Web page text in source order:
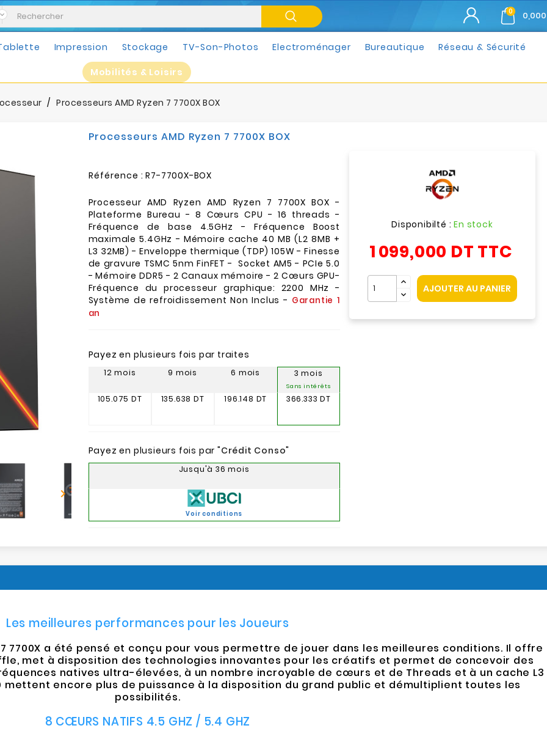
0
Impression Stockage TV-Son-Photos Electroménager Bureautique Réseau & Sécurité
Mobilités & Loisirs
Processeurs AMD Ryzen 7 7700X BOX

Processeurs AMD Ryzen 7 7700X BOX
Référence : R7-7700X-BOX
Processeur AMD Ryzen AMD Ryzen 7 7700X BOX -
Plateforme Bureau - 8 Cœurs CPU - 16 threads -
Fréquence de base 4.5GHz - Fréquence Boost
maximale 5.4GHz - Mémoire cache 40 MB (L2 8MB +
L3 32MB) - Enveloppe thermique (TDP) 105W - Finesse
de gravure TSMC 5nm FinFET - Socket AM5 - PCIe 5.0
- Mémoire DDR5 - 2 Canaux mémoire - 2 Cœurs GPU-
Fréquence du processeur graphique: 2200 MHz -
Système de refroidissement Non Inclus - Garantie 1
an
Disponibilté :En stock
1 099,000 DT TTC
AJOUTER AU PANIER
Payez en plusieurs fois par traites
12 mois
105.075 DT
9 mois
135.638 DT
6 mois
196.148 DT
3 mois
Sans intérêts
366.333 DT
Payez en plusieurs fois par "Crédit Conso"
Jusqu'à 36 mois
Voir conditions
Les meilleures performances pour les Joueurs
7 7700X a été pensé et conçu pour vous permettre de jouer dans les meilleures conditions. Il offre
met à disposition des technologies innovantes pour les créatifs et permet de concevoir des
natives ultra-élevées, à un nombre incroyable de cœurs et de Threads et à un cache L3
mettent encore plus de puissance à la disposition du grand public et démultiplient toutes les
possibilités.
8 CŒURS NATIFS 4.5 GHZ / 5.4 GHZ